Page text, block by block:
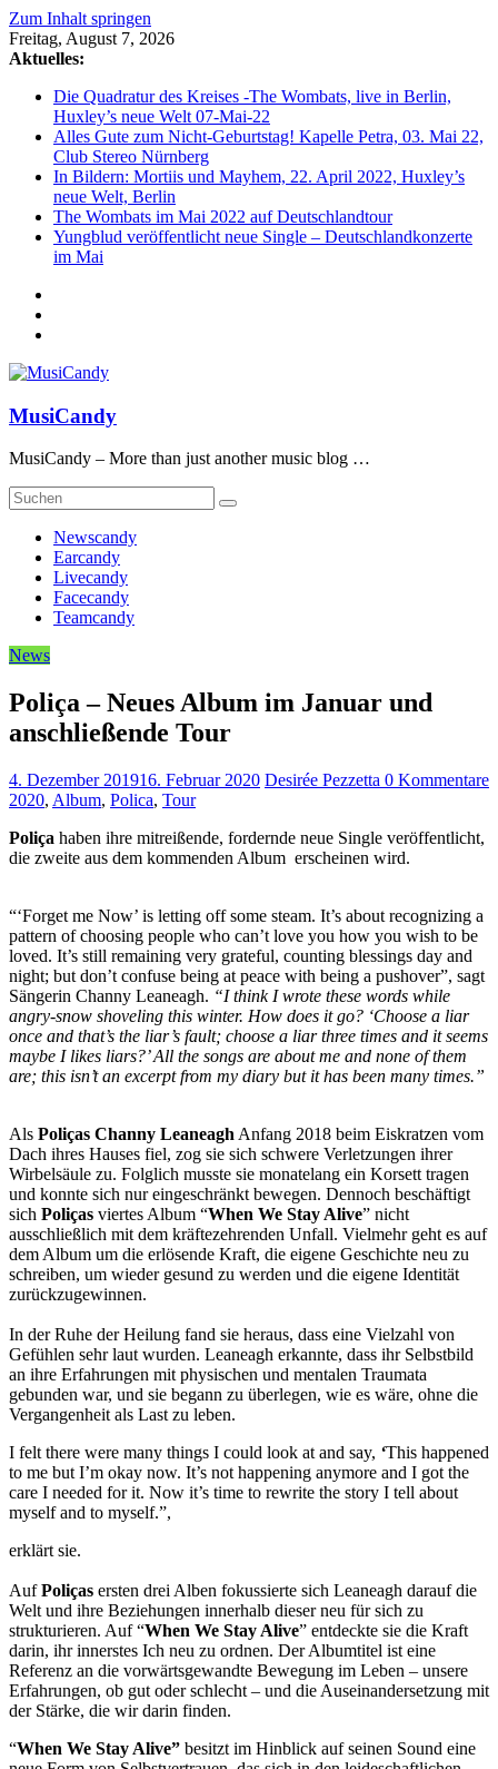
Zum Inhalt springen
Freitag, August 7, 2026
Aktuelles:
Die Quadratur des Kreises -The Wombats, live in Berlin,
Huxley’s neue Welt 07-Mai-22
Alles Gute zum Nicht-Geburtstag! Kapelle Petra, 03. Mai 22,
Club Stereo Nürnberg
In Bildern: Mortiis und Mayhem, 22. April 2022, Huxley’s
neue Welt, Berlin
The Wombats im Mai 2022 auf Deutschlandtour
Yungblud veröffentlicht neue Single – Deutschlandkonzerte
im Mai
MusiCandy
MusiCandy – More than just another music blog …
Newscandy
Earcandy
Livecandy
Facecandy
Teamcandy
News
Poliça – Neues Album im Januar und
anschließende Tour
4. Dezember 201916. Februar 2020 Desirée Pezzetta 0 Kommentare
2020, Album, Polica, Tour
Poliça haben ihre mitreißende, fordernde neue Single veröffentlicht,
die zweite aus dem kommenden Album erscheinen wird.
“‘Forget me Now’ is letting off some steam. It’s about recognizing a
pattern of choosing people who can’t love you how you wish to be
loved. It’s still remaining very grateful, counting blessings day and
night; but don’t confuse being at peace with being a pushover”, sagt
Sängerin Channy Leaneagh. “I think I wrote these words while
angry-snow shoveling this winter. How does it go? ‘Choose a liar
once and that’s the liar’s fault; choose a liar three times and it seems
maybe I likes liars?’ All the songs are about me and none of them
are; this isn’t an excerpt from my diary but it has been many times.”
Als Poliças Channy Leaneagh Anfang 2018 beim Eiskratzen vom
Dach ihres Hauses fiel, zog sie sich schwere Verletzungen ihrer
Wirbelsäule zu. Folglich musste sie monatelang ein Korsett tragen
und konnte sich nur eingeschränkt bewegen. Dennoch beschäftigt
sich Poliças viertes Album “When We Stay Alive” nicht
ausschließlich mit dem kräftezehrenden Unfall. Vielmehr geht es auf
dem Album um die erlösende Kraft, die eigene Geschichte neu zu
schreiben, um wieder gesund zu werden und die eigene Identität
zurückzugewinnen.
In der Ruhe der Heilung fand sie heraus, dass eine Vielzahl von
Gefühlen sehr laut wurden. Leaneagh erkannte, dass ihr Selbstbild
an ihre Erfahrungen mit physischen und mentalen Traumata
gebunden war, und sie begann zu überlegen, wie es wäre, ohne die
Vergangenheit als Last zu leben.
I felt there were many things I could look at and say, ‘This happened
to me but I’m okay now. It’s not happening anymore and I got the
care I needed for it. Now it’s time to rewrite the story I tell about
myself and to myself.”,
erklärt sie.
AufPoliças ersten drei Alben fokussierte sich Leaneagh darauf die
Welt und ihre Beziehungen innerhalb dieser neu für sich zu
strukturieren. Auf “When We Stay Alive” entdeckte sie die Kraft
darin, ihr innerstes Ich neu zu ordnen. Der Albumtitel ist eine
Referenz an die vorwärtsgewandte Bewegung im Leben – unsere
Erfahrungen, ob gut oder schlecht – und die Auseinandersetzung mit
der Stärke, die wir darin finden.
“When We Stay Alive” besitzt im Hinblick auf seinen Sound eine